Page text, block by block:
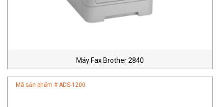
Máy Fax Brother 2840
Mã sản phẩm #ADS-1200